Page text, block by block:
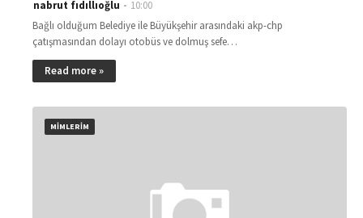
nabrut fıdıllıoğlu
10:00
Bağlı olduğum Belediye ile Büyükşehir arasındaki akp-chp
çatışmasından dolayı otobüs ve dolmuş sefe…
Read more »
MİMLERİM